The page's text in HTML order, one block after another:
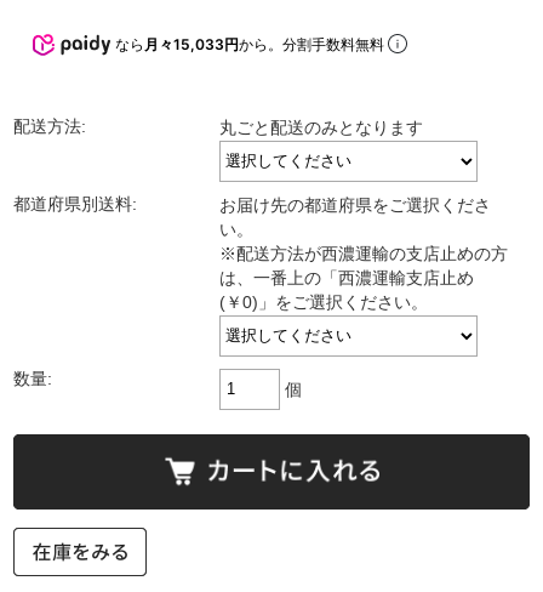
なら 月々15,033円から。分割手数料無料
配送方法: 丸ごと配送のみとなります
都道府県別送料:
お届け先の都道府県をご選択くださ
い。
※配送方法が西濃運輸の支店止めの方
は、一番上の「西濃運輸支店止め
(￥0)」をご選択ください。
数量:
個